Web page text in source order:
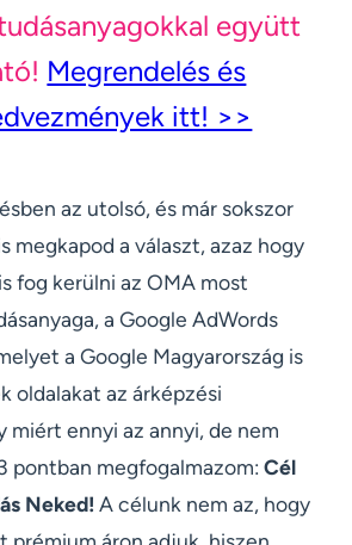
együtt
Megrendelés és
itt! >>
az utolsó, és már sokszor
megkapod a választ, azaz hogy
fog kerülni az OMA most
a Google AdWords
a Google Magyarország is
oldalakat az árképzési
miért ennyi az annyi, de nem
pontban megfogalmazom:Cél
Neked!A célunk nem az, hogy